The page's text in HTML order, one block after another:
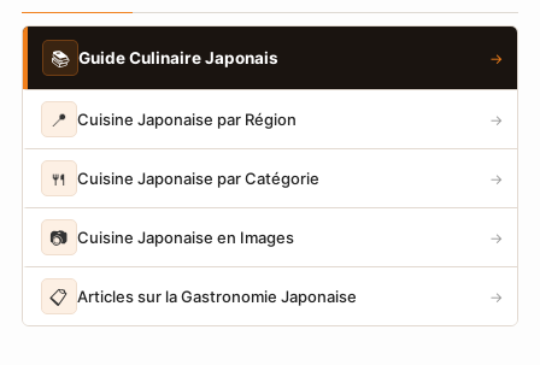
📚 Guide Culinaire Japonais →
📍 Cuisine Japonaise par Région →
🍴 Cuisine Japonaise par Catégorie →
📷 Cuisine Japonaise en Images →
📋 Articles sur la Gastronomie Japonaise →